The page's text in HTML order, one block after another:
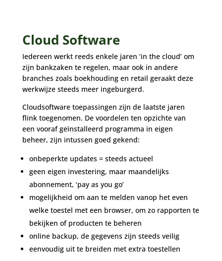
Cloud Software
Iedereen werkt reeds enkele jaren ‘in the cloud’ om
zijn bankzaken te regelen, maar ook in andere
branches zoals boekhouding en retail geraakt deze
werkwijze steeds meer ingeburgerd.
Cloudsoftware toepassingen zijn de laatste jaren
flink toegenomen. De voordelen ten opzichte van
een vooraf geïnstalleerd programma in eigen
beheer, zijn intussen goed gekend:
onbeperkte updates = steeds actueel
geen eigen investering, maar maandelijks
abonnement, ‘pay as you go’
mogelijkheid om aan te melden vanop het even
welke toestel met een browser, om zo rapporten te
bekijken of producten te beheren
online backup, de gegevens zijn steeds veilig
eenvoudig uit te breiden met extra toestellen